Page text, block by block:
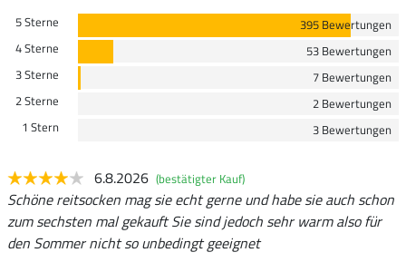
5 Sterne
395 Bewertungen
4 Sterne
53 Bewertungen
3 Sterne
7 Bewertungen
2 Sterne
2 Bewertungen
1 Stern
3 Bewertungen
6.8.2026 (bestätigter Kauf)
Schöne reitsocken mag sie echt gerne und habe sie auch schon
zum sechsten mal gekauft Sie sind jedoch sehr warm also für
den Sommer nicht so unbedingt geeignet